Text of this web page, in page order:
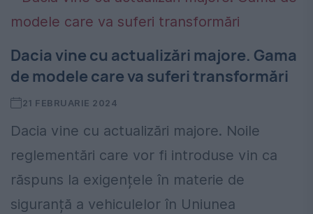
Dacia vine cu actualizări majore. Gama
de modele care va suferi transformări
21 FEBRUARIE 2024
Dacia vine cu actualizări majore. Noile
reglementări care vor fi introduse vin ca
răspuns la exigențele în materie de
siguranță a vehiculelor în Uniunea